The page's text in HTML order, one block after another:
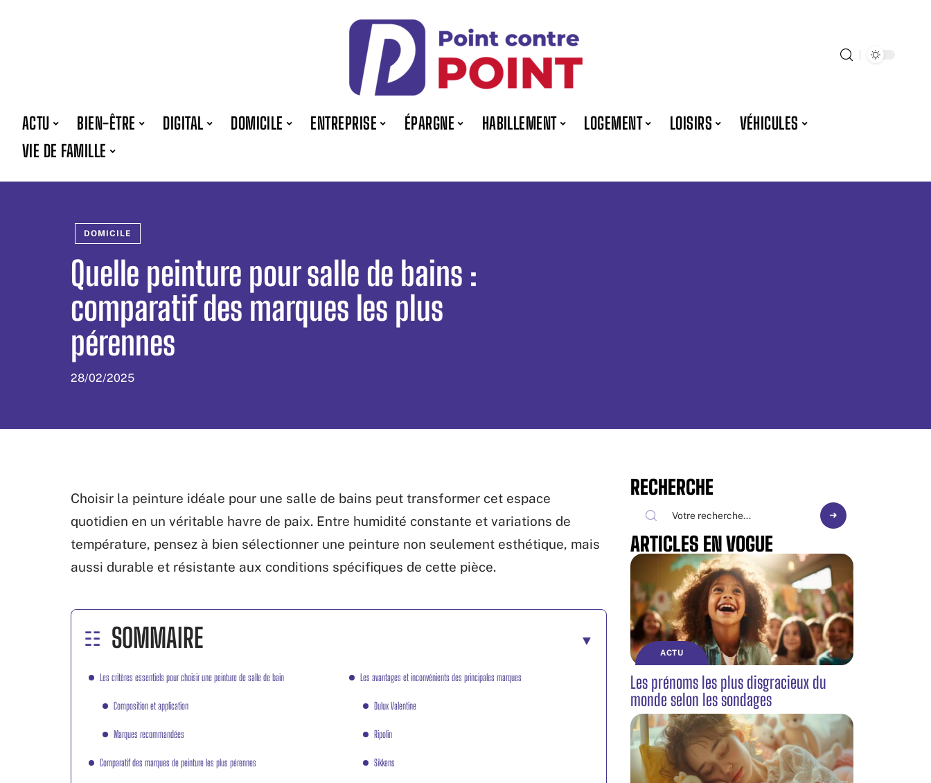
ACTU BIEN-ÊTRE DIGITAL DOMICILE ENTREPRISE ÉPARGNE HABILLEMENT LOGEMENT LOISIRS
VÉHICULES
VIE DE FAMILLE
DOMICILE
Quelle peinture pour salle de bains :
comparatif des marques les plus
pérennes
28/02/2025
Choisir la peinture idéale pour une salle de bains peut transformer cet espace
quotidien en un véritable havre de paix. Entre humidité constante et variations de
température, pensez à bien sélectionner une peinture non seulement esthétique, mais
aussi durable et résistante aux conditions spécifiques de cette pièce.
SOMMAIRE
Les critères essentiels pour choisir une peinture de salle de bain
Composition et application
Marques recommandées
Comparatif des marques de peinture les plus pérennes
Les avantages et inconvénients des principales marques
Dulux Valentine
Ripolin
Sikkens
RECHERCHE
ARTICLES EN VOGUE
ACTU
Les prénoms les plus disgracieux du
monde selon les sondages